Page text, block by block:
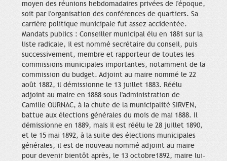
moyen des réunions hebdomadaires privées de l'époque,
soit par l'organisation des conférences de quartiers. Sa
carrière politique municipale fut assez accidentée.
Mandats publics : Conseiller municipal élu en 1881 sur la
liste radicale, il est nommé secrétaire du conseil, puis
successivement, membre et rapporteur de toutes les
commissions municipales importantes, notamment de la
commission du budget. Adjoint au maire nommé le 22
août 1882, il démissionne le 13 juillet 1883. Réélu
adjoint au maire en 1888 sous l'administration de
Camille OURNAC, à la chute de la municipalité SIRVEN,
battue aux élections générales du mois de mai 1888. Il
démissionne en 1889, mais il est réélu le 28 juillet 1890,
et le 15 mai 1892, à la suite des élections municipales
générales, il est de nouveau nommé adjoint au maire
pour devenir bientôt après, le 13 octobre1892, maire lui-